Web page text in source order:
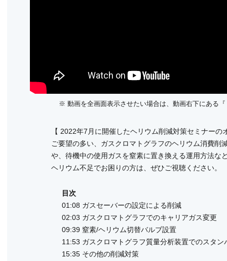
※ 動画を全画面表示させたい場合は、動画右下にある『
【 2022年7月に開催したヘリウム削減対策セミナーの
ご要望の多い、ガスクロマトグラフのヘリウム消費削
や、待機中の使用ガスを窒素に置き換える運用方法な
ヘリウム不足でお困りの方は、ぜひご視聴ください。
目次
01:08 ガスセーバーの設定による削減
02:03 ガスクロマトグラフでのキャリアガス変更
09:39 窒素/ヘリウム切替バルブ設置
11:53 ガスクロマトグラフ質量分析装置でのスタン
15:35 その他の削減対策